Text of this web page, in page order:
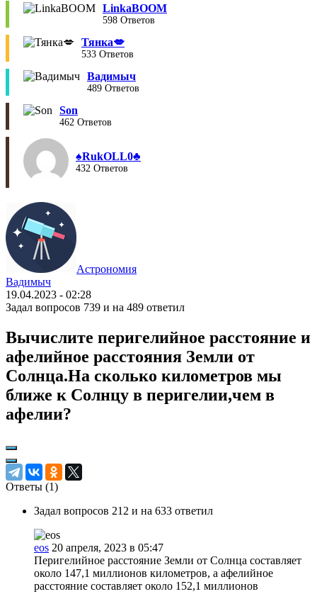
LinkaBOOM
598 Ответов
Тянка💋
533 Ответов
Вадимыч
489 Ответов
Son
462 Ответов
♠︎RukOLL0♣︎
432 Ответов
Астрономия
Вадимыч
19.04.2023 - 02:28
Задал вопросов 739 и на 489 ответил
Вычислите перигелийное расстояние и
афелийное расстояния Земли от
Солнца.На сколько километров мы
ближе к Солнцу в перигелии,чем в
афелии?
Ответы (1)
Задал вопросов 212 и на 633 ответил
eos 20 апреля, 2023 в 05:47
Перигелийное расстояние Земли от Солнца составляет
около 147,1 миллионов километров, а афелийное
расстояние составляет около 152,1 миллионов